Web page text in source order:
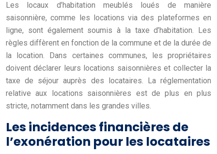
Les locaux d’habitation meublés loués de manière
saisonnière, comme les locations via des plateformes en
ligne, sont également soumis à la taxe d’habitation. Les
règles diffèrent en fonction de la commune et de la durée de
la location. Dans certaines communes, les propriétaires
doivent déclarer leurs locations saisonnières et collecter la
taxe de séjour auprès des locataires. La réglementation
relative aux locations saisonnières est de plus en plus
stricte, notamment dans les grandes villes.
Les incidences financières de
l’exonération pour les locataires